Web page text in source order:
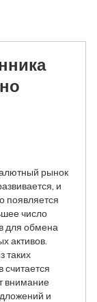
рынок
и
появляется
число
для обмена
активов.
таких
считается
внимание
и